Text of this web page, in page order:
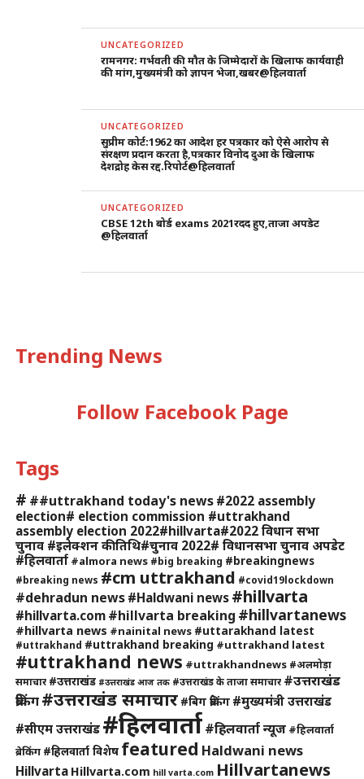
UNCATEGORIZED
रामनगर: गर्भवती की मौत के जिम्मेदारों के खिलाफ कार्यवाही
की मांग,मुख्यमंत्री को ज्ञापन भेजा,खबर@हिलवार्ता
UNCATEGORIZED
सुप्रीम कोर्ट:1962 का आदेश हर पत्रकार को ऐसे आरोप से
संरक्षण प्रदान करता है,पत्रकार विनोद दुआ के खिलाफ
देशद्रोह केस रद्द.रिपोर्ट@हिलवार्ता
UNCATEGORIZED
CBSE 12th बोर्ड exams 2021रदद हुए,ताजा अपडेट
@हिलवार्ता
Trending News
Follow Facebook Page
Tags
# ##uttrakhand today's news #2022 assembly
election# election commission #uttrakhand
assembly election 2022#hillvarta#2022 विधान सभा
चुनाव #इलेक्शन की तिथि#चुनाव 2022# विधानसभा चुनाव अपडेट
#हिलवार्ता #almora news #big breaking #breakingnews
#breaking news #cm uttrakhand #covid19lockdown
#dehradun news #Haldwani news #hillvarta
#hillvarta.com #hillvarta breaking #hillvartanews
#hillvarta news #nainital news #uttarakhand latest
#uttrakhand #uttrakhand breaking #uttrakhand latest
#uttrakhand news #uttrakhandnews #अलमोड़ा
समाचार #उत्तराखंड #उत्तराखंड आज तक #उत्तराखंड के ताजा समाचार #उत्तराखंड
ब्रेकिंग#उत्तराखंड समाचार #बिग ब्रेकिंग #मुख्यमंत्री उत्तराखंड
#सीएम उत्तराखंड #हिलवार्ता#हिलवार्ता न्यूज #हिलवार्ता
ब्रेकिंग #हिलवार्ता विशेष featured Haldwani news
Hillvarta Hillvarta.com hill varta.com Hillvartanews